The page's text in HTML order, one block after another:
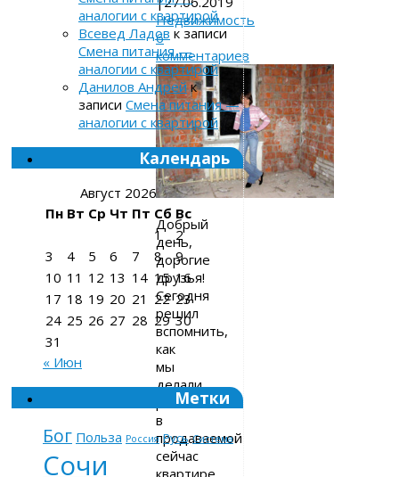
Недвижимость
6
комментариев
Добрый
день,
дорогие
друзья!
Сегодня
решил
вспомнить,
как
мы
делали
ремонт
в
продаваемой
сейчас
квартире
аналогии с квартирой
Всевед Ладов к записи
Смена питания —
аналогии с квартирой
Данилов Андрейк
записи Смена питания —
аналогии с квартирой
Календарь
Август 2026
Пн Вт Ср Чт Пт Сб Вс
1
2
3
4 5 6 7 8
9
10 11 12 13 14 15 16
17 18 19 20 21 22 23
24 25 26 27 28 29 30
31
« Июн
Метки
Бог Польза Россия Русь Система
Сочи